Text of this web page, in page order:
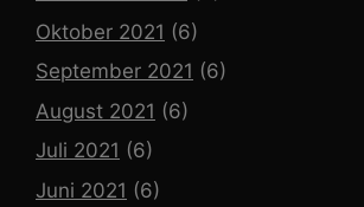
Oktober 2021 (6)
September 2021 (6)
August 2021 (6)
Juli 2021 (6)
Juni 2021 (6)